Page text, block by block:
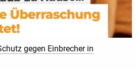
gegen Einbrecher in